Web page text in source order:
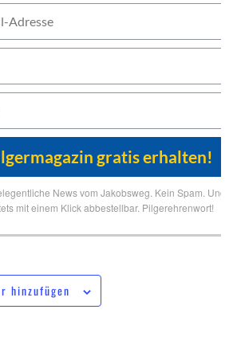
News vom Jakobsweg. Kein Spam. Und
mit einem Klick abbestellbar. Pilgerehrenwort!
hinzufügen